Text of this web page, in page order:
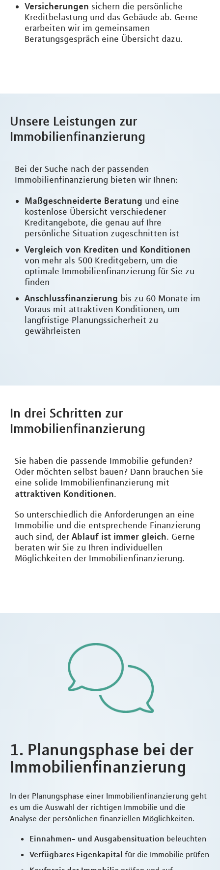
Versicherungen sichern die persönliche
Kreditbelastung und das Gebäude ab. Gerne
erarbeiten wir im gemeinsamen
Beratungsgespräch eine Übersicht dazu.
Unsere Leistungen zur
Immobilienfinanzierung
Bei der Suche nach der passenden
Immobilienfinanzierung bieten wir Ihnen:
Maßgeschneiderte Beratung und eine
kostenlose Übersicht verschiedener
Kreditangebote, die genau auf Ihre
persönliche Situation zugeschnitten ist
Vergleich von Krediten und Konditionen
von mehr als 500 Kreditgebern, um die
optimale Immobilienfinanzierung für Sie zu
finden
Anschlussfinanzierung bis zu 60 Monate im
Voraus mit attraktiven Konditionen, um
langfristige Planungssicherheit zu
gewährleisten
In drei Schritten zur
Immobilienfinanzierung
Sie haben die passende Immobilie gefunden?
Oder möchten selbst bauen? Dann brauchen Sie
eine solide Immobilienfinanzierung mit
attraktiven Konditionen.
So unterschiedlich die Anforderungen an eine
Immobilie und die entsprechende Finanzierung
auch sind, der Ablauf ist immer gleich. Gerne
beraten wir Sie zu Ihren individuellen
Möglichkeiten der Immobilienfinanzierung.
1. Planungsphase bei der
Immobilienfinanzierung
In der Planungsphase einer Immobilienfinanzierung geht
es um die Auswahl der richtigen Immobilie und die
Analyse der persönlichen finanziellen Möglichkeiten.
Einnahmen- und Ausgabensituation beleuchten
Verfügbares Eigenkapital für die Immobilie prüfen